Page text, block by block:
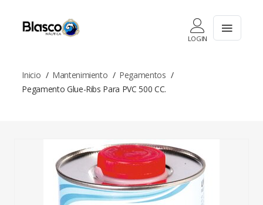
LOGIN
Inicio Mantenimiento
Pegamentos
Pegamento Glue-Ribs Para PVC 500 CC.